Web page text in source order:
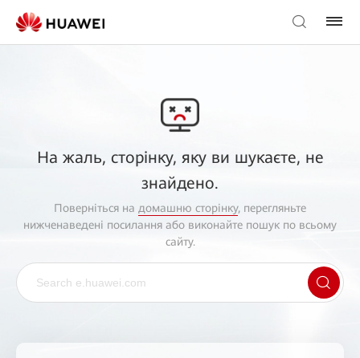
На жаль, сторінку, яку ви шукаєте, не
знайдено.
Поверніться на домашню сторінку, перегляньте
нижченаведені посилання або виконайте пошук по всьому
сайту.